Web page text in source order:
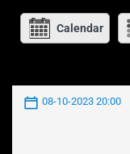
Calendar
08-10-2023 20:00